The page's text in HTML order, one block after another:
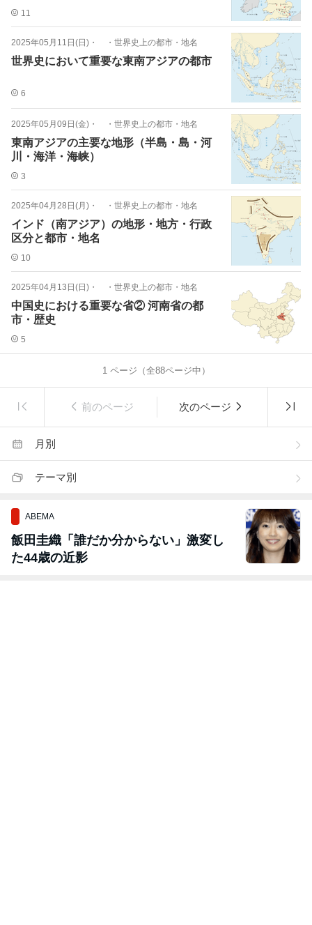
11
2025年05月11日(日) ・ ・世界史上の都市・地名
世界史において重要な東南アジアの都市
6
2025年05月09日(金) ・ ・世界史上の都市・地名
東南アジアの主要な地形（半島・島・河
川・海洋・海峡）
3
2025年04月28日(月) ・ ・世界史上の都市・地名
インド（南アジア）の地形・地方・行政
区分と都市・地名
10
2025年04月13日(日) ・ ・世界史上の都市・地名
中国史における重要な省② 河南省の都
市・歴史
5
1ページ（全88ページ中）
前のページ 次のページ
月別
テーマ別
ABEMA
飯田圭織「誰だか分からない」激変し
た44歳の近影